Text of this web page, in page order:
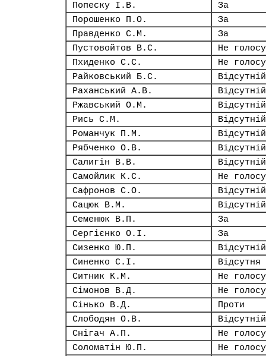
Попеску І.В.
За
Порошенко П.О.
За
Правденко С.М.
За
Пустовойтов В.С.
Не
Пхиденко С.С.
Не
Райковський Б.С.
Відсутній
Раханський А.В.
Відсутній
Ржавський О.М.
Відсутній
Рись С.М.
Відсутній
Романчук П.М.
Відсутній
Рябченко О.В.
Відсутній
Салигін В.В.
Відсутній
Самойлик К.С.
Не
Сафронов С.О.
Відсутній
Сацюк В.М.
Відсутній
Семенюк В.П.
За
Сергієнко О.І.
За
Сизенко Ю.П.
Відсутній
Синенко С.І.
Відсутня
Ситник К.М.
Не
Сімонов В.Д.
Не
Сінько В.Д.
Проти
Слободян О.В.
Відсутній
Снігач А.П.
Не
Соломатін Ю.П.
Не